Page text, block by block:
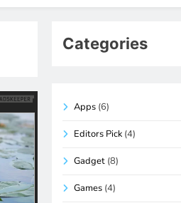
Categories
Apps (6)
Editors Pick (4)
Gadget (8)
Games (4)